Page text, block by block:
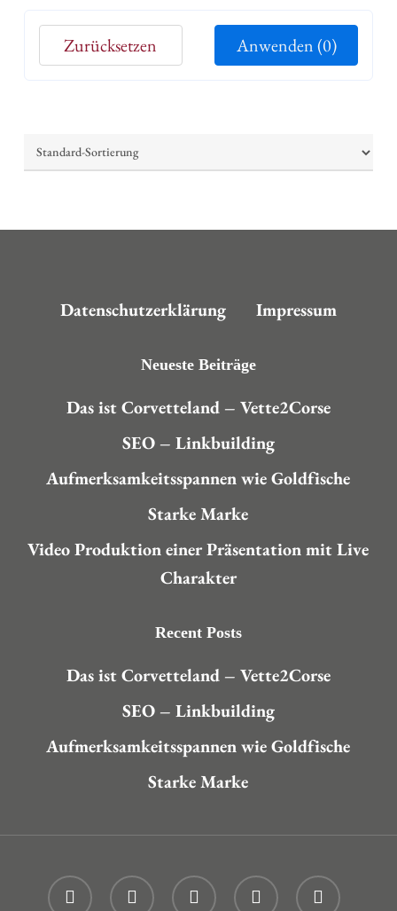
Anwenden(0)
Zurücksetzen
Datenschutzerklärung Impressum
Neueste Beiträge
Das ist Corvetteland – Vette2Corse
SEO – Linkbuilding
Aufmerksamkeitsspannen wie Goldfische
Starke Marke
Video Produktion einer Präsentation mit Live
Charakter
Recent Posts
Das ist Corvetteland – Vette2Corse
SEO – Linkbuilding
Aufmerksamkeitsspannen wie Goldfische
Starke Marke
twitter facebook linkedin youtube instagram